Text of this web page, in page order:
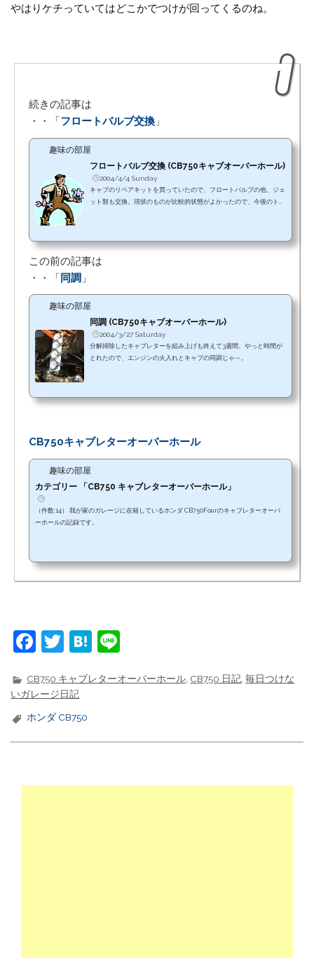
やはりケチっていてはどこかでつけが回ってくるのね。
続きの記事は
・・「フロートバルブ交換 」
趣味の部屋
フロートバルブ交換 (CB750キャブオーバーホール)
2004/4/4 Sunday
キャブのリペアキットを買っていたので、フロートバルブの他、ジェ
ット類も交換。現状のものが比較的状態がよかったので、今後のトラ
この前の記事は
・・「 同調 」
趣味の部屋
同調 (CB750キャブオーバーホール)
2004/3/27 Saturday
分解掃除したキャブレターを組み上げも終えて3週間。やっと時間が
とれたので、エンジンの火入れとキャブの同調じゃ～。
CB750キャブレターオーバーホール
趣味の部屋
カテゴリー 「CB750 キャブレターオーバーホール」
（件数:14） 我が家のガレージに在籍しているホンダ CB750Fourのキャブレターオーバ
ーホールの記録です。
F
c
e
b
T
it
t
e
H
e e
CB750 キャブレターオーバーホール, CB750 日記,毎日つけな
いガレージ日記
ホンダ CB750